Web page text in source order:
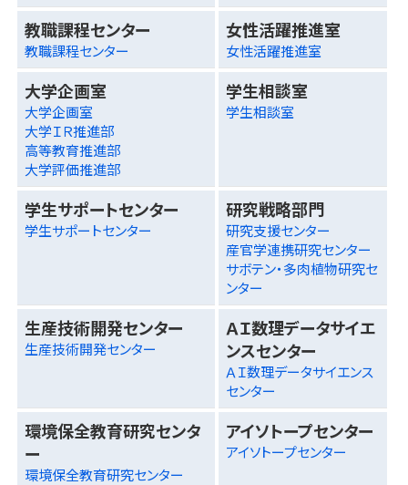
教職課程センター
教職課程センター
女性活躍推進室
女性活躍推進室
大学企画室
大学企画室
大学ＩＲ推進部
高等教育推進部
大学評価推進部
学生相談室
学生相談室
学生サポートセンター
学生サポートセンター
研究戦略部門
研究支援センター
産官学連携研究センター
サボテン・多肉植物研究セ
ンター
生産技術開発センター
生産技術開発センター
ＡＩ数理データサイエ
ンスセンター
ＡＩ数理データサイエンス
センター
環境保全教育研究センタ
ー
環境保全教育研究センター
アイソトープセンター
アイソトープセンター